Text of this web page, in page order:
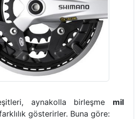
aynakolla birleşme mil
gösterirler. Buna göre: